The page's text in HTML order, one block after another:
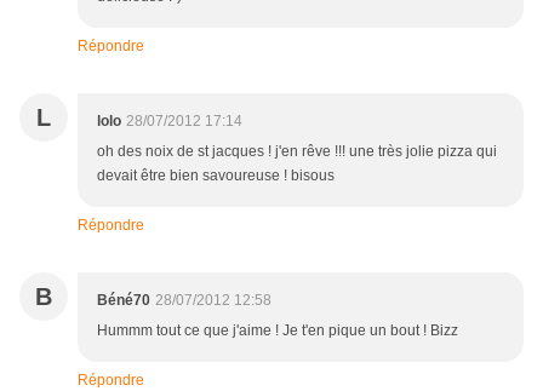
Répondre
L lolo 28/07/2012 17:14
oh des noix de st jacques ! j'en rêve !!! une très jolie pizza qui
devait être bien savoureuse ! bisous
Répondre
B Béné70 28/07/2012 12:58
Hummm tout ce que j'aime ! Je t'en pique un bout ! Bizz
Répondre